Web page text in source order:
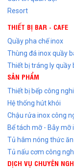
Resort
THIẾT BỊ BAR - CAFE
Quầy pha chế inox
Thùng đá inox quầy
Thiết bị tráng ly quầy
SẢN PHẨM
Thiết bị bếp công
Hệ thống hút khói
Chậu rửa inox công
Bể tách mỡ - Bẫy mỡ
Tủ hâm nóng thức ăn
Tủ nấu cơm công
DỊCH VỤ CHUYÊN